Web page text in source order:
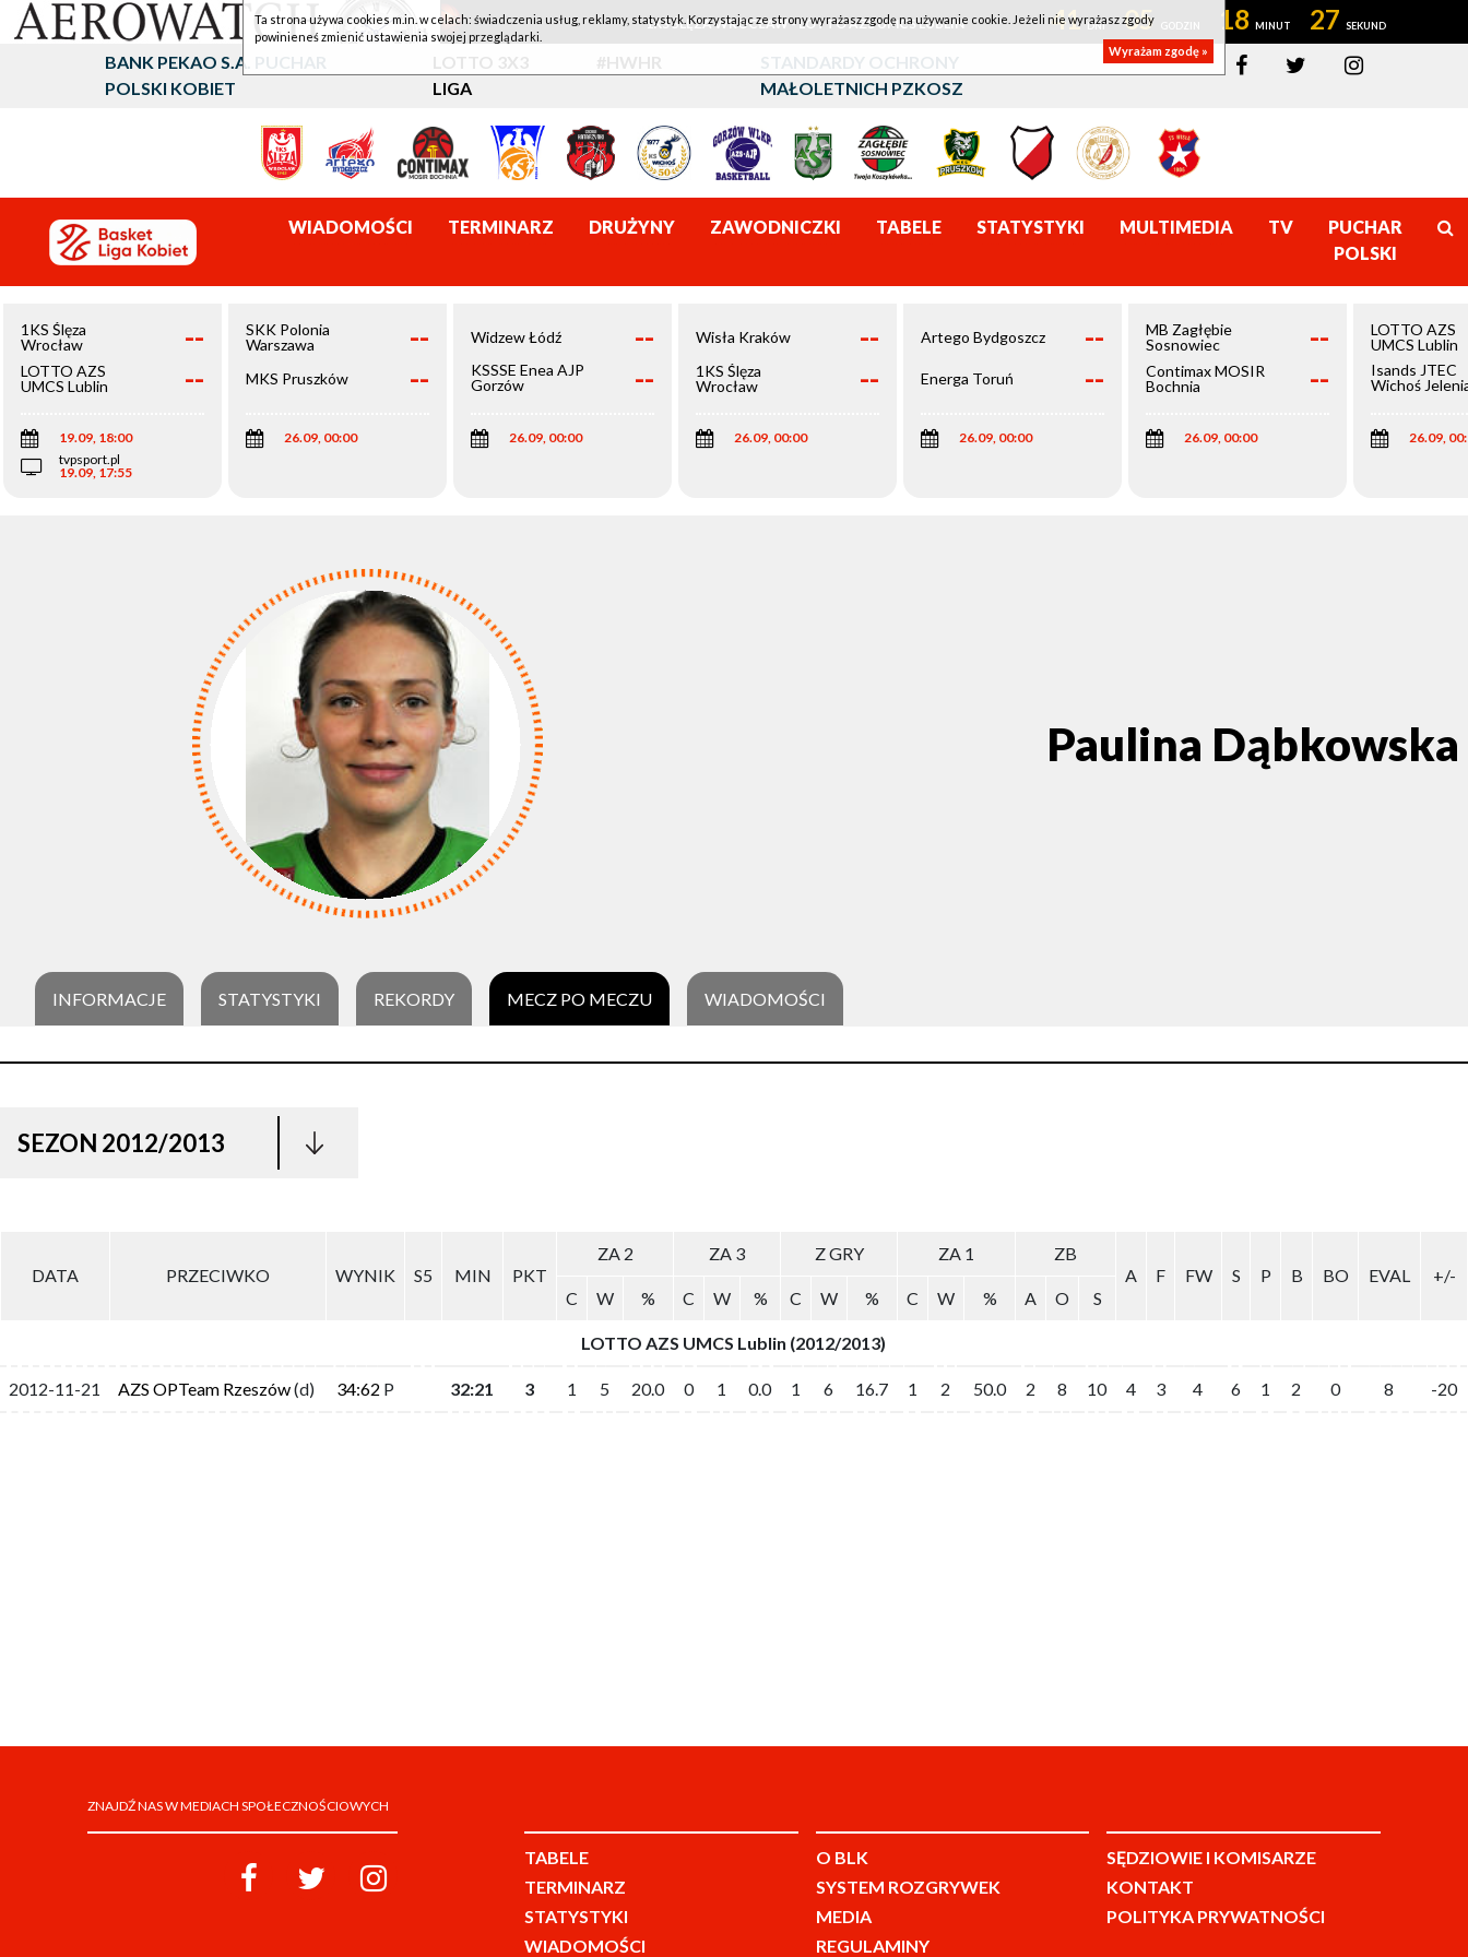
1KS ŚLĘZA WROCŁAW - LOTTO AZS UMCS LUBLIN 41 05 18 27
BANK PEKAO S.A. PUCHAR
POLSKI KOBIET
LOTTO 3X3
LIGA
#HWHR
STANDARDY OCHRONY
MAŁOLETNICH PZKOSZ
WIADOMOŚCI TERMINARZ DRUŻYNY ZAWODNICZKI TABELE STATYSTYKI MULTIMEDIA TV
PUCHAR
POLSKI
1KS Ślęza
Wrocław
--
LOTTO AZS
UMCS Lublin
--
19.09, 18:00
tvpsport.pl
19.09, 17:55
SKK Polonia
Warszawa
--
MKS Pruszków --
26.09, 00:00
Widzew Łódź --
KSSSE Enea AJP
Gorzów
--
26.09, 00:00
Wisła Kraków --
1KS Ślęza
Wrocław
--
26.09, 00:00
Artego Bydgoszcz --
Energa Toruń --
26.09, 00:00
MB Zagłębie
Sosnowiec
--
Contimax MOSIR
Bochnia
--
26.09, 00:00
LOTTO AZS
UMCS Lublin
Isands JTEC
Wichoś
26.09,
Paulina Dąbkowska
INFORMACJE STATYSTYKI REKORDY MECZ PO MECZU WIADOMOŚCI
SEZON 2012/2013
DATA PRZECIWKO WYNIK S5 MIN PKT
ZA 2 ZA 3 Z GRY ZA 1
ZB
A
F FW S P B BO EVAL
+/-
C
W % C W % C W % C W % A O S
LOTTO AZS UMCS Lublin (2012/2013)
2012-11-21 AZS OPTeam Rzeszów(d) 34:62 P 32:21 3 1 5 20.0 0 1 0.0 1 6 16.7 1 2 50.0 2 8 10 4 3 4 6 1 2 0 8 -20
ZNAJDŹ NAS W MEDIACH SPOŁECZNOŚCIOWYCH
TABELE
TERMINARZ
STATYSTYKI
WIADOMOŚCI
O BLK
SYSTEM ROZGRYWEK
MEDIA
REGULAMINY
SĘDZIOWIE I KOMISARZE
KONTAKT
POLITYKA PRYWATNOŚCI
Ta strona używa cookies m.in. w celach: świadczenia usług, reklamy, statystyk. Korzystając ze strony wyrażasz zgodę na używanie cookie. Jeżeli nie wyrażasz zgody
powinieneś zmienić ustawienia swojej przeglądarki.
Wyrażam zgodę »